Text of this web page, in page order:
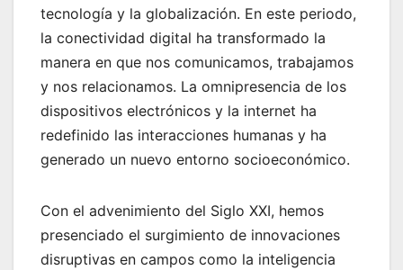
tecnología y la globalización. En este periodo,
la conectividad digital ha transformado la
manera en que nos comunicamos, trabajamos
y nos relacionamos. La omnipresencia de los
dispositivos electrónicos y la internet ha
redefinido las interacciones humanas y ha
generado un nuevo entorno socioeconómico.
Con el advenimiento del Siglo XXI, hemos
presenciado el surgimiento de innovaciones
disruptivas en campos como la inteligencia